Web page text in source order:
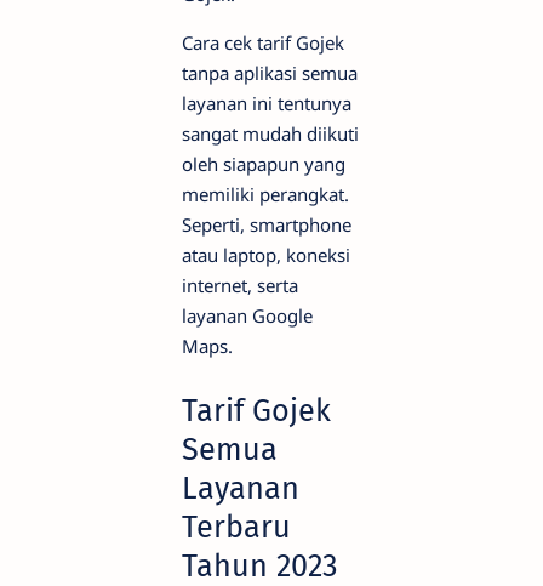
Cara cek tarif Gojek
tanpa aplikasi semua
layanan ini tentunya
sangat mudah diikuti
oleh siapapun yang
memiliki perangkat.
Seperti, smartphone
atau laptop, koneksi
internet, serta
layanan Google
Maps.
Tarif Gojek
Semua
Layanan
Terbaru
Tahun 2023